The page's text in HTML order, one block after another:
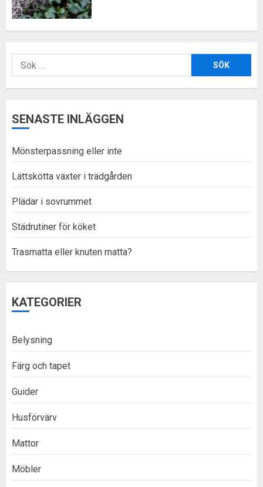
Sök
efter:
SENASTE INLÄGGEN
Mönsterpassning eller inte
Lättskötta växter i trädgården
Plädar i sovrummet
Städrutiner för köket
Trasmatta eller knuten matta?
KATEGORIER
Belysning
Färg och tapet
Guider
Husförvärv
Mattor
Möbler